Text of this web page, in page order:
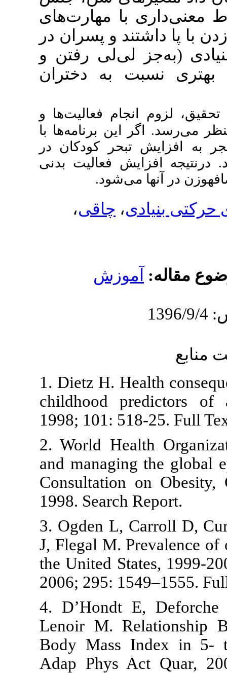
با مهارت‌های
و پسران در
لی‌لی رفتن و
به دختران
فعالیت‌ها و
برنامه‌ها با
کودکان در
فعالیت بدنی
،چاقی ،
1. Dietz H.
childhood
1998; 101:
2. World
and
1998. Search
3. Ogden L,
J, Flegal M.
the United
2006; 295:
4. D’Hondt
Lenoir M.
Body Mass
Adap Phys